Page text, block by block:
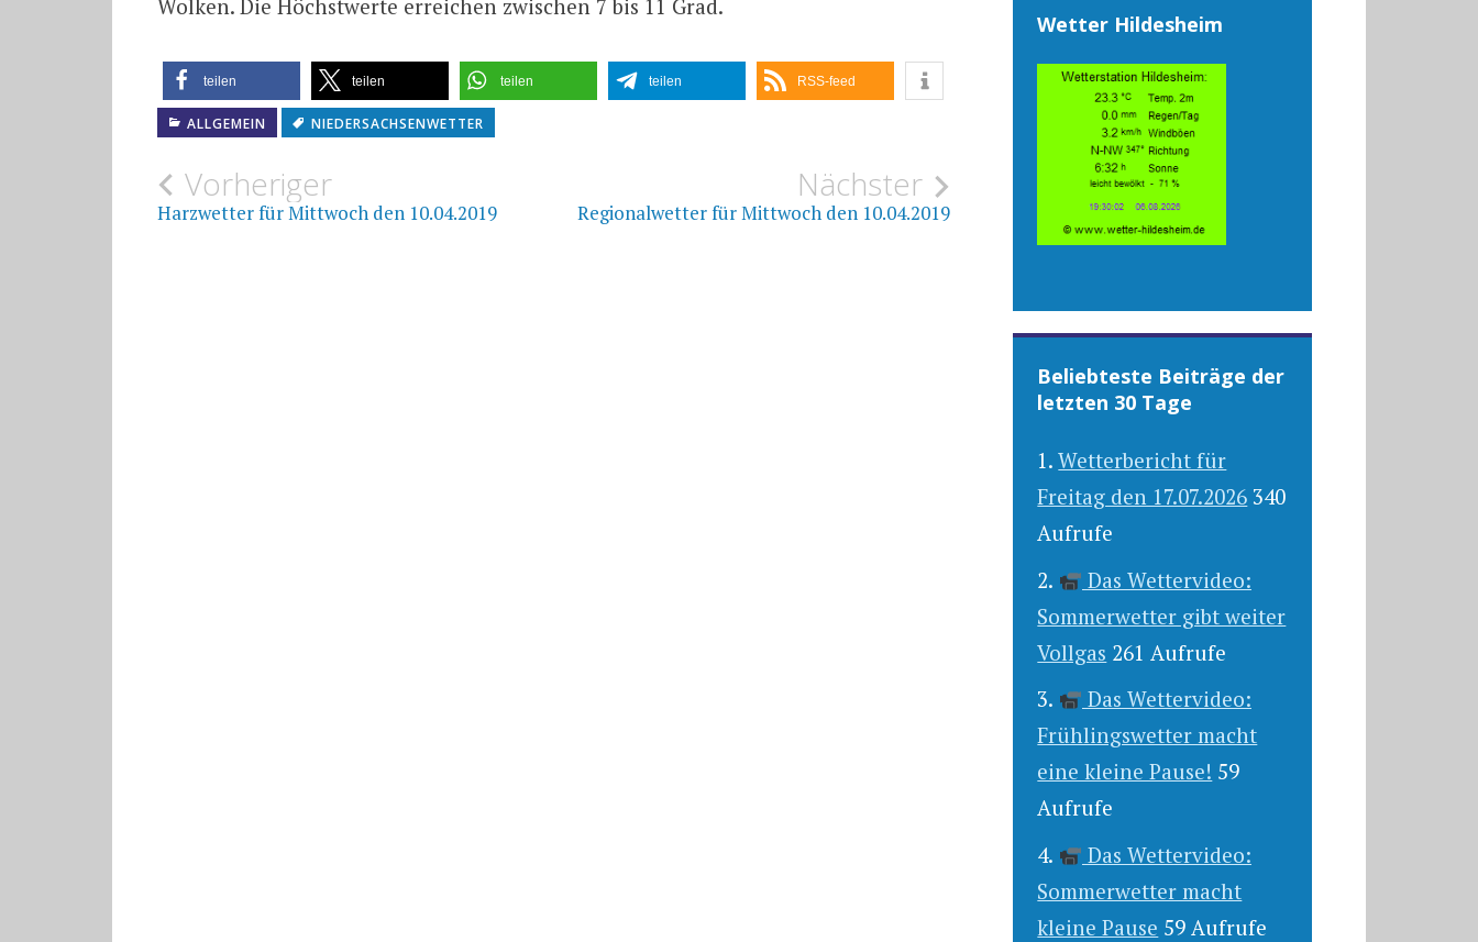
Wolken. Die Höchstwerte erreichen zwischen 7 bis 11 Grad.
teilen teilen teilen teilen RSS-feed
ALLGEMEIN NIEDERSACHSENWETTER
Beitragsnavigation
Vorheriger
Harzwetter für Mittwoch den 10.04.2019
Nächster
Regionalwetter für Mittwoch den 10.04.2019
Wetter Hildesheim
Beliebteste Beiträge der
letzten 30 Tage
Wetterbericht für
Freitag den 17.07.2026 340
Aufrufe
Das Wettervideo:
Sommerwetter gibt weiter
Vollgas 261 Aufrufe
Das Wettervideo:
Frühlingswetter macht
eine kleine Pause! 59
Aufrufe
Das Wettervideo:
Sommerwetter macht
kleine Pause 59 Aufrufe